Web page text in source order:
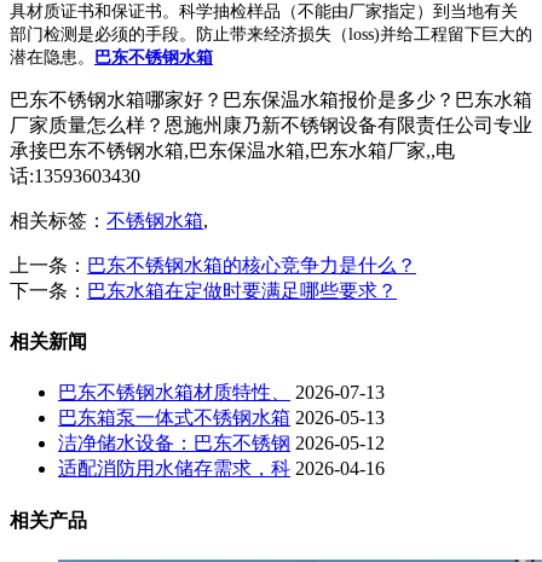
具材质证书和保证书。科学抽检样品（不能由厂家指定）到当地有关
部门检测是必须的手段。防止带来经济损失（loss)并给工程留下巨大的
潜在隐患。
巴东不锈钢水箱
巴东不锈钢水箱哪家好？巴东保温水箱报价是多少？巴东水箱
厂家质量怎么样？恩施州康乃新不锈钢设备有限责任公司专业
承接巴东不锈钢水箱,巴东保温水箱,巴东水箱厂家,,电
话:13593603430
相关标签： 不锈钢水箱,
上一条： 巴东不锈钢水箱的核心竞争力是什么？
下一条： 巴东水箱在定做时要满足哪些要求？
相关新闻
巴东不锈钢水箱材质特性、
2026-07-13
巴东箱泵一体式不锈钢水箱 2026-05-13
洁净储水设备：巴东不锈钢 2026-05-12
适配消防用水储存需求，科 2026-04-16
相关产品